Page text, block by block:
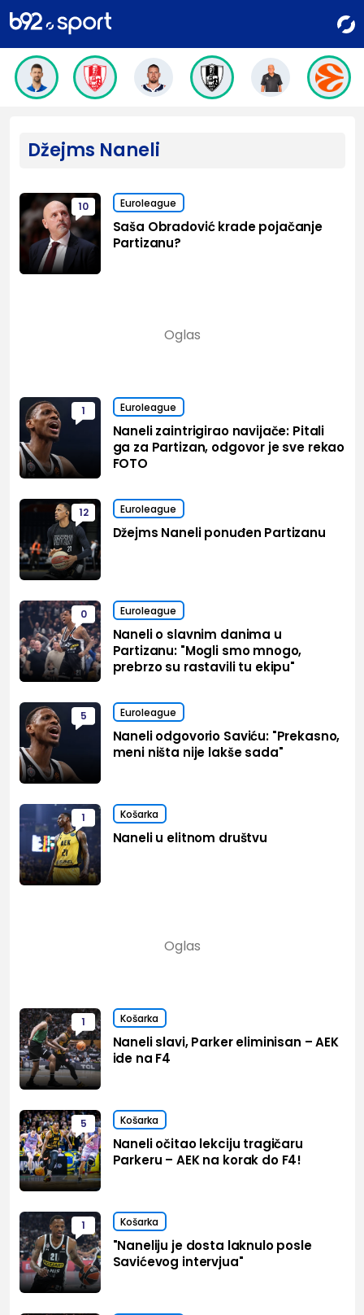
Džejms Naneli
10 Euroleague
Saša Obradović krade pojačanje
Partizanu?
1 Euroleague
Naneli zaintrigirao navijače: Pitali
ga za Partizan, odgovor je sve rekao
FOTO
12 Euroleague
Džejms Naneli ponuđen Partizanu
0 Euroleague
Naneli o slavnim danima u
Partizanu: "Mogli smo mnogo,
prebrzo su rastavili tu ekipu"
5 Euroleague
Naneli odgovorio Saviću: "Prekasno,
meni ništa nije lakše sada"
1 Košarka
Naneli u elitnom društvu
1 Košarka
Naneli slavi, Parker eliminisan – AEK
ide na F4
5 Košarka
Naneli očitao lekciju tragičaru
Parkeru – AEK na korak do F4!
1 Košarka
"Naneliju je dosta laknulo posle
Savićevog intervjua"